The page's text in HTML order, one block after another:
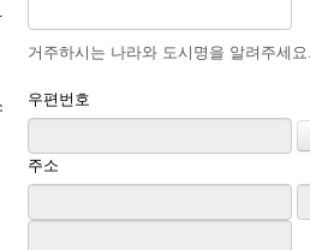
거주하시는 나라와 도시명을 알려주세
우편번호
주소